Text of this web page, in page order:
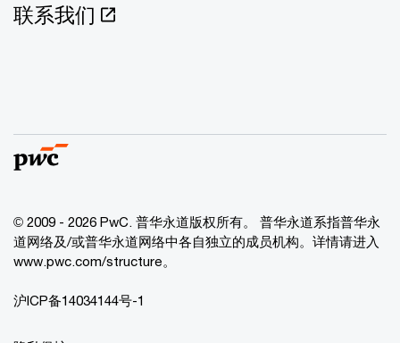
联系我们
© 2009 - 2026 PwC. 普华永道版权所有。 普华永道系指普华永
道网络及/或普华永道网络中各自独立的成员机构。详情请进入
www.pwc.com/structure。
沪ICP备14034144号-1